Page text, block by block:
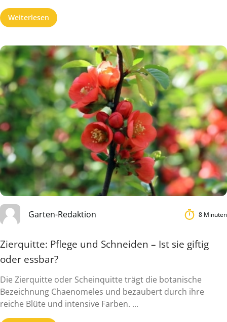
Weiterlesen
Garten-Redaktion 8 Minuten
Zierquitte: Pflege und Schneiden – Ist sie giftig
oder essbar?
Die Zierquitte oder Scheinquitte trägt die botanische
Bezeichnung Chaenomeles und bezaubert durch ihre
reiche Blüte und intensive Farben. ...